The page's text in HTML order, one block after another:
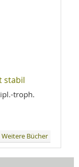
stabil
troph.
Weitere Bücher